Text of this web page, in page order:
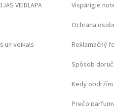
VEIDLAPA
un veikals
Vispārīgie
Ochrana
Reklamačný
Spôsob
Kedy
Prečo